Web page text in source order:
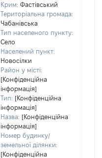
Крим: Фастівський
Територіальна громада:
Чабанівська
Тип населеного пункту:
Село
Населений пункт:
Новосілки
Район у місті:
[Конфіденційна
інформація]
Тип: [Конфіденційна
інформація]
Назва: [Конфіденційна
інформація]
Номер будинку/
земельної ділянки:
[Конфіденційна